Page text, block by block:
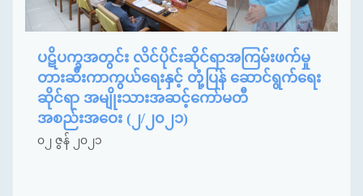
ပဋိပက္ခအတွင်း လိင်ပိုင်းဆိုင်ရာအကြမ်းဖက်မှု
တားဆီးကာကွယ်ရေးနှင့် တုံ့ပြန် ဆောင်ရွက်ရေး
ဆိုင်ရာ အမျိုးသားအဆင့်ကော်မတီ
အစည်းအဝေး (၂/၂၀၂၁)
၀၂ ဇွန် ၂၀၂၁